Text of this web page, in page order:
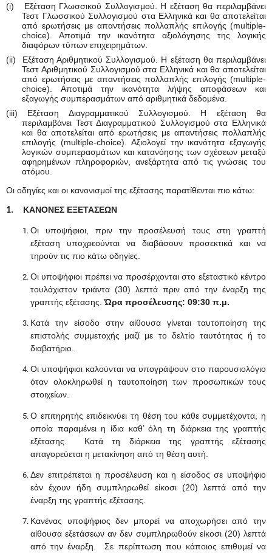
(i) Εξέταση Γλωσσικού Συλλογισμού. Η εξέταση θα περιλαμβάνει
Τεστ Γλωσσικού Συλλογισμού στα Ελληνικά και θα αποτελείται
από ερωτήσεις με απαντήσεις πολλαπλής επιλογής (multiple-
choice). Αποτιμά την ικανότητα αξιολόγησης της λογικής
διαφόρων τύπων επιχειρημάτων.
(ii) Εξέταση Αριθμητικού Συλλογισμού. Η εξέταση θα περιλαμβάνει
Τεστ Αριθμητικού Συλλογισμού στα Ελληνικά και θα αποτελείται
από ερωτήσεις με απαντήσεις πολλαπλής επιλογής (multiple-
choice). Αποτιμά την ικανότητα λήψης αποφάσεων και
εξαγωγής συμπερασμάτων από αριθμητικά δεδομένα.
(iii) Εξέταση Διαγραμματικού Συλλογισμού. Η εξέταση θα
περιλαμβάνει Τεστ Διαγραμματικού Συλλογισμού στα Ελληνικά
και θα αποτελείται από ερωτήσεις με απαντήσεις πολλαπλής
επιλογής (multiple-choice). Αξιολογεί την ικανότητα εξαγωγής
λογικών συμπερασμάτων και κατανόησης των σχέσεων μεταξύ
αφηρημένων πληροφοριών, ανεξάρτητα από τις γνώσεις του
ατόμου.
Οι οδηγίες και οι κανονισμοί της εξέτασης παρατίθενται πιο κάτω:
1. ΚΑΝΟΝΕΣ ΕΞΕΤΑΣΕΩΝ
Οι υποψήφιοι, πριν την προσέλευσή τους στη γραπτή
εξέταση υποχρεούνται να διαβάσουν προσεκτικά και να
τηρούν τις πιο κάτω οδηγίες.
Οι υποψήφιοι πρέπει να προσέρχονται στο εξεταστικό κέντρο
τουλάχιστον τριάντα (30) λεπτά πριν από την έναρξη της
γραπτής εξέτασης.Ώρα προσέλευσης: 09:30 π.μ.
Κατά την είσοδο στην αίθουσα γίνεται ταυτοποίηση της
επιστολής συμμετοχής μαζί με το δελτίο ταυτότητας ή το
διαβατήριο.
Οι υποψήφιοι καλούνται να υπογράψουν στο παρουσιολόγιο
όταν ολοκληρωθεί η ταυτοποίηση των προσωπικών τους
στοιχείων.
Ο επιτηρητής επιδεικνύει τη θέση του κάθε συμμετέχοντα, η
οποία παραμένει η ίδια καθ’ όλη τη διάρκεια της γραπτής
εξέτασης. Κατά τη διάρκεια της γραπτής εξέτασης
απαγορεύεται η μετακίνηση από τη θέση αυτή.
Δεν επιτρέπεται η προσέλευση και η είσοδος σε υποψήφιο
εάν έχουν ήδη συμπληρωθεί είκοσι (20) λεπτά από την
έναρξη της γραπτής εξέτασης.
Κανένας υποψήφιος δεν μπορεί να αποχωρήσει από την
αίθουσα εξετάσεων αν δεν συμπληρωθούν είκοσι (20) λεπτά
από την έναρξη. Σε περίπτωση που κάποιος επιθυμεί να